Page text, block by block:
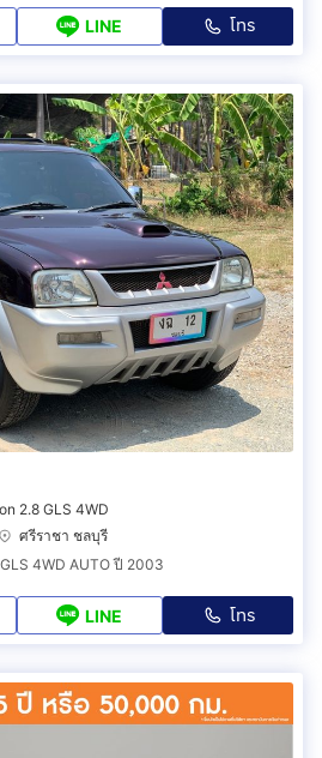
LINE โทร
2.8 GLS 4WD
ศรีราชา ชลบุรี
4WD AUTO ปี 2003
LINE โทร